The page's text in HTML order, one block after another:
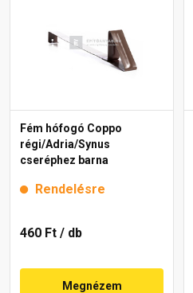
Fém hófogó Coppo
régi/Adria/Synus
cseréphez barna
Rendelésre
460 Ft / db
Megnézem